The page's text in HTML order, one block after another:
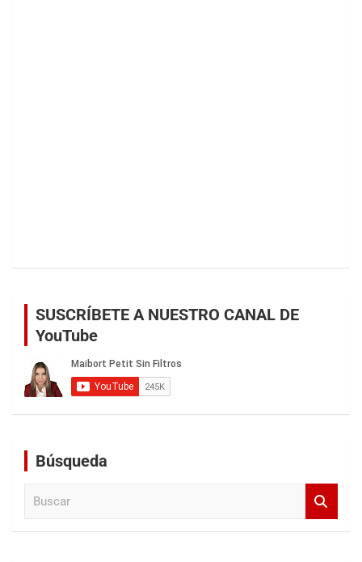
SUSCRÍBETE A NUESTRO CANAL DE
YouTube
Búsqueda